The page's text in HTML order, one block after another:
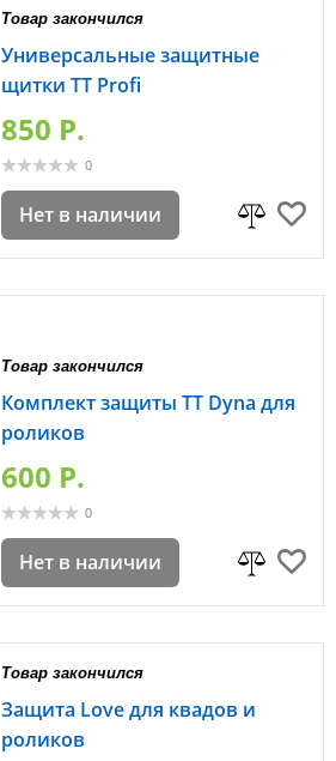
Товар закончился
Универсальные защитные
щитки TT Profi
850 P.
0
Нет в наличии
Товар закончился
Комплект защиты TT Dyna для
роликов
600 P.
0
Нет в наличии
Товар закончился
Защита Love для квадов и
роликов